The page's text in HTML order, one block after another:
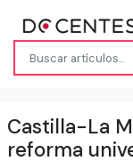
Castilla-La
reforma